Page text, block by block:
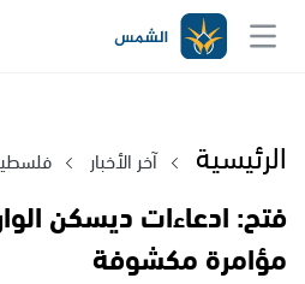
الرئيسية آخر الأخبار
فتح: ادعاءات ديسكن
مؤامرة مكشوفة